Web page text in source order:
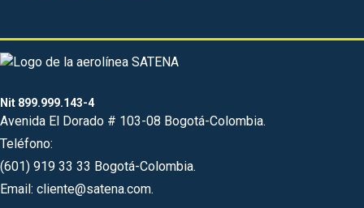
Nit 899.999.143-4
Avenida El Dorado # 103-08 Bogotá-Colombia.
Teléfono:
(601) 919 33 33 Bogotá-Colombia.
Email: cliente@satena.com.